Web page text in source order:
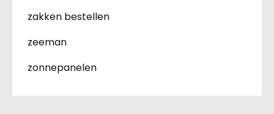
zakken bestellen
zeeman
zonnepanelen